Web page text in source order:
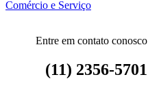
Comércio e Serviço
Entre em contato conosco
(11) 2356-5701